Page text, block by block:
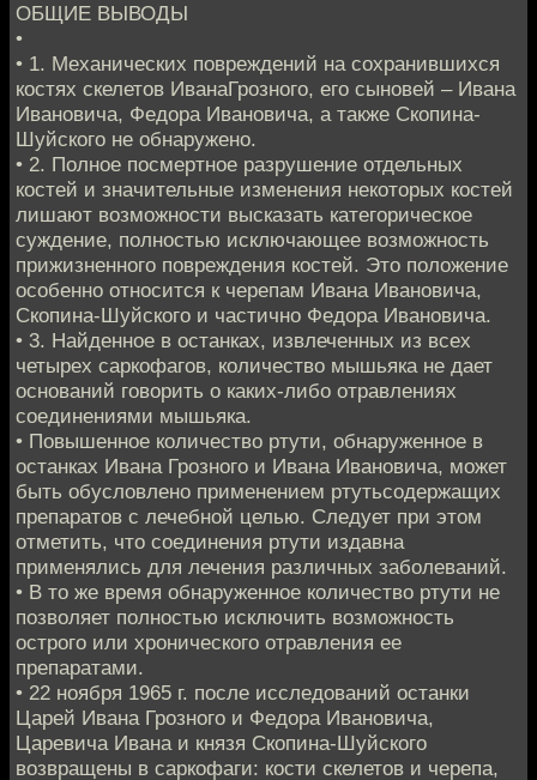
ОБЩИЕ ВЫВОДЫ
•
• 1. Механических повреждений на сохранившихся
костях скелетов ИванаГрозного, его сыновей – Ивана
Ивановича, Федора Ивановича, а также Скопина-
Шуйского не обнаружено.
• 2. Полное посмертное разрушение отдельных
костей и значительные изменения некоторых костей
лишают возможности высказать категорическое
суждение, полностью исключающее возможность
прижизненного повреждения костей. Это положение
особенно относится к черепам Ивана Ивановича,
Скопина-Шуйского и частично Федора Ивановича.
• 3. Найденное в останках, извлеченных из всех
четырех саркофагов, количество мышьяка не дает
оснований говорить о каких-либо отравлениях
соединениями мышьяка.
• Повышенное количество ртути, обнаруженное в
останках Ивана Грозного и Ивана Ивановича, может
быть обусловлено применением ртутьсодержащих
препаратов с лечебной целью. Следует при этом
отметить, что соединения ртути издавна
применялись для лечения различных заболеваний.
• В то же время обнаруженное количество ртути не
позволяет полностью исключить возможность
острого или хронического отравления ее
препаратами.
• 22 ноября 1965 г. после исследований останки
Царей Ивана Грозного и Федора Ивановича,
Царевича Ивана и князя Скопина-Шуйского
возвращены в саркофаги: кости скелетов и черепа,